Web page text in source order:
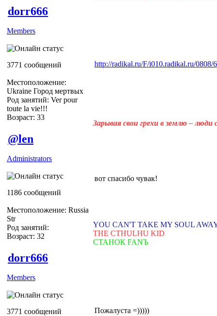
dorr666
Members
3771 сообщений
Местоположение:
Ukraine Город мертвых
Род занятий: Ver pour
toute la vie!!!
Возраст: 33
http://radikal.ru/F/i010.radikal.ru/0808/
Зарывая свои грехи в землю –
@len
Administrators
1186 сообщений
Местоположение: Russia
Str
Род занятий:
Возраст: 32
вот спасибо чувак!
YOU CAN'T TAKE MY SOUL
THE CTHULHU KID
СТАНОК FANЪ
dorr666
Members
3771 сообщений Пожалуста =)))))